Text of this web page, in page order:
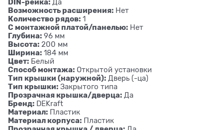
Да
Возможность расширения: Нет
Количество рядов: 1
С монтажной платой/панелью: Нет
Глубина: 96 мм
Высота: 200 мм
Ширина: 184 мм
Цвет: Белый
Способ монтажа: Открытой установки
Тип крышки (наружной): Дверь (-ца)
Тип крышки: Закрытого типа
Прозрачная крышка/дверца: Да
Бренд: DEKraft
Материал: Пластик
Материал корпуса: Пластик